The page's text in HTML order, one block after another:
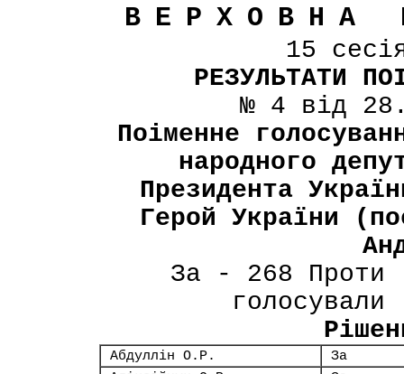
ВЕРХОВНА
15
РЕЗУЛЬТАТИ
№ 4 від
Поіменне
народного
Президента
Герой України
За - 268 Проти
Абдуллін О.Р.
За